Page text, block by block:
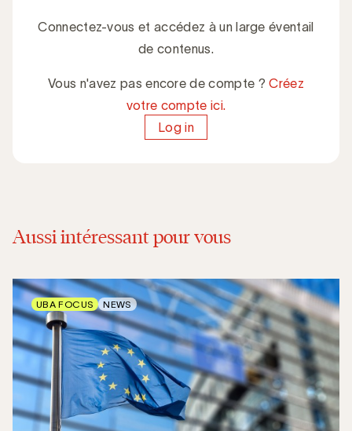
Connectez-vous et accédez à un large éventail
de contenus.
Vous n'avez pas encore de compte ?Créez
votre compte ici.
Log in
Aussi intéressant pour vous
UBA FOCUS NEWS